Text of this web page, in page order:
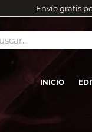
Envío gratis
INICIO